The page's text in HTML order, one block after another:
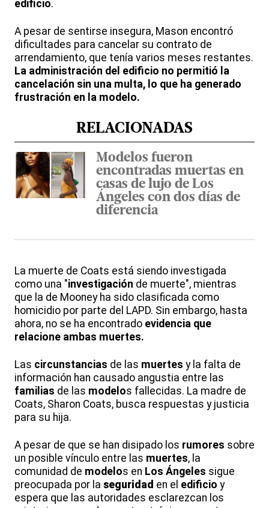
edificio.
A pesar de sentirse insegura, Mason encontró
dificultades para cancelar su contrato de
arrendamiento, que tenía varios meses restantes.
La administración del edificio no permitió la
cancelación sin una multa, lo que ha generado
frustración en la modelo.
RELACIONADAS
Modelos fueron
encontradas muertas en
casas de lujo de Los
Ángeles con dos días de
diferencia
La muerte de Coats está siendo investigada
como una "investigación de muerte", mientras
que la de Mooney ha sido clasificada como
homicidio por parte del LAPD. Sin embargo, hasta
ahora, no se ha encontrado evidencia que
relacione ambas muertes.
Las circunstancias de las muertes y la falta de
información han causado angustia entre las
familias de las modelos fallecidas. La madre de
Coats, Sharon Coats, busca respuestas y justicia
para su hija.
A pesar de que se han disipado los rumores sobre
un posible vínculo entre las muertes, la
comunidad de modelos en Los Ángeles sigue
preocupada por la seguridad en el edificio y
espera que las autoridades esclarezcan los